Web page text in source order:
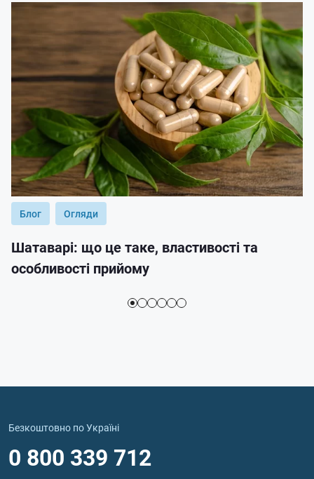
Блог Огляди
Шатаварі: що це таке, властивості та
особливості прийому
Безкоштовно по Україні
0 800 339 712